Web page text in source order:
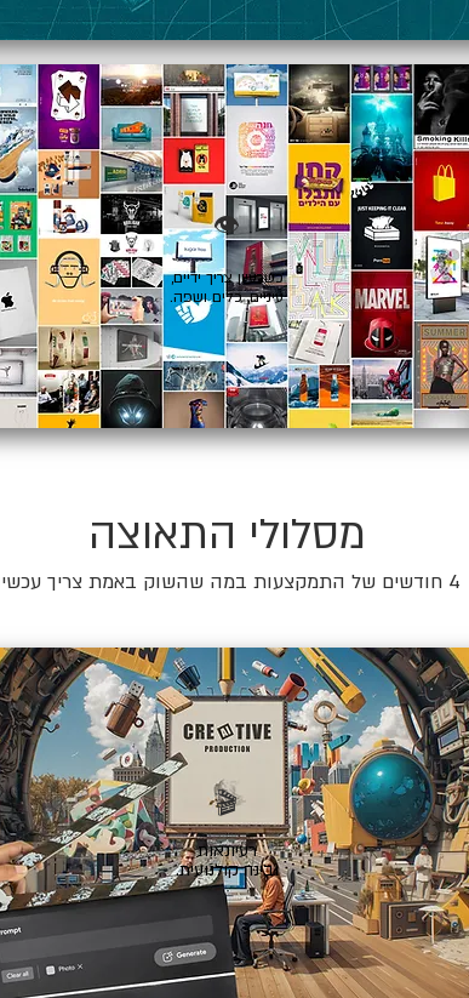
👁️
כשרעיון צריך ידיים,
עיניים, כלים ושפה.
מסלולי התאוצה
4 חודשים של התמקצעות במה שהשוק באמת צריך עכשיו.
🎬
רעיונאות
ובינה קולנועית.